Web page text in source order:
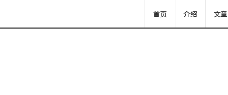
首页 介绍 文章